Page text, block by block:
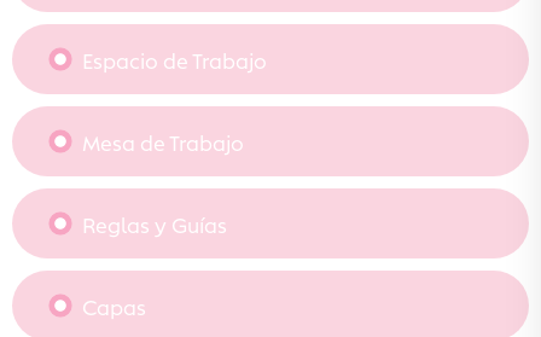
Espacio de Trabajo
Mesa de Trabajo
Reglas y Guías
Capas